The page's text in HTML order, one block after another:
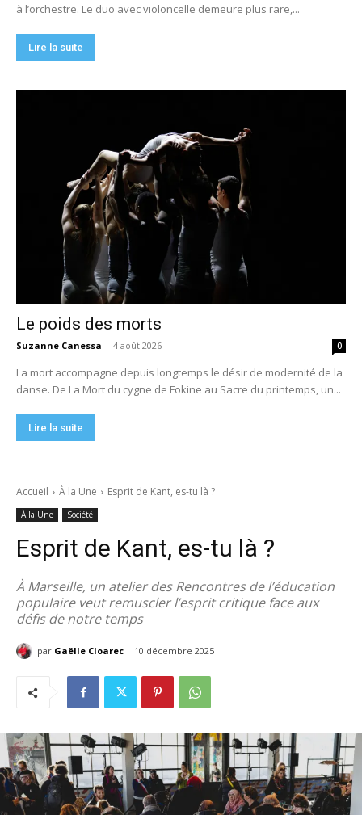
à l’orchestre. Le duo avec violoncelle demeure plus rare,...
Lire la suite
Le poids des morts
Suzanne Canessa - 4 août 2026 0
La mort accompagne depuis longtemps le désir de modernité de la
danse. De La Mort du cygne de Fokine au Sacre du printemps, un...
Lire la suite